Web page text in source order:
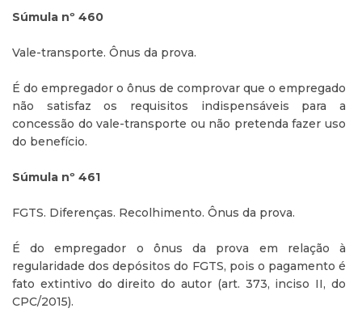
Súmula nº 460
Vale-transporte. Ônus da prova.
É do empregador o ônus de comprovar que o empregado
não satisfaz os requisitos indispensáveis para a
concessão do vale-transporte ou não pretenda fazer uso
do benefício.
Súmula nº 461
FGTS. Diferenças. Recolhimento. Ônus da prova.
É do empregador o ônus da prova em relação à
regularidade dos depósitos do FGTS, pois o pagamento é
fato extintivo do direito do autor (art. 373, inciso II, do
CPC/2015).